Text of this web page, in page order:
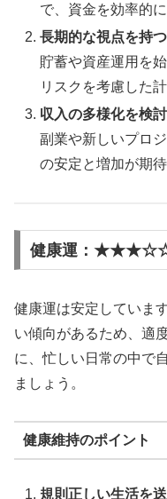
で、資金を効率的
長期的な視点を持つ
貯蓄や資産運用を
リスクを考慮した
収入の多様化を検
副業や新しいプロ
の安定と増加が期待
健康運：
健康運は安定していま
い傾向があるため、適
に、忙しい日常の中で
ましょう。
健康維持のポイント
規則正しい生活を